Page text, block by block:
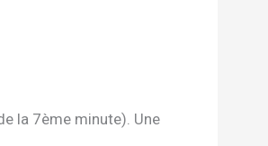
la 7ème minute). Une